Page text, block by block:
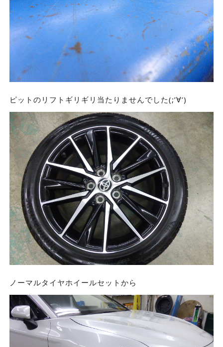
ピットのリフトギリギリ当たりませんでした(;’∀’)
ノーマルタイヤホイールセットから